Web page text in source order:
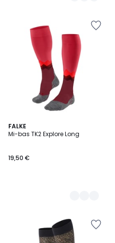
FALKE
Mi-bas TK2 Explore Long
19,50 €
2
Couleurs